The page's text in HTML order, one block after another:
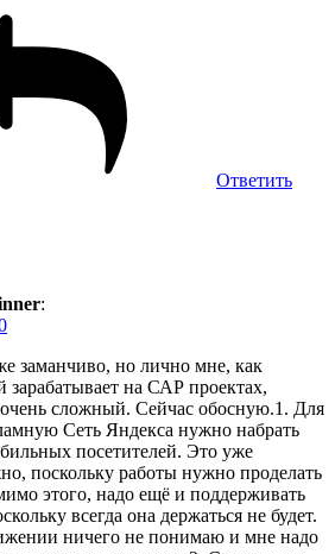
Ответить
:
заманчиво, но лично мне, как
зарабатывает на САР проектах,
очень сложный. Сейчас обосную.1. Для
Сеть Яндекса нужно набрать
посетителей. Это уже
поскольку работы нужно проделать
этого, надо ещё и поддерживать
всегда она держаться не будет.
ничего не понимаю и мне надо